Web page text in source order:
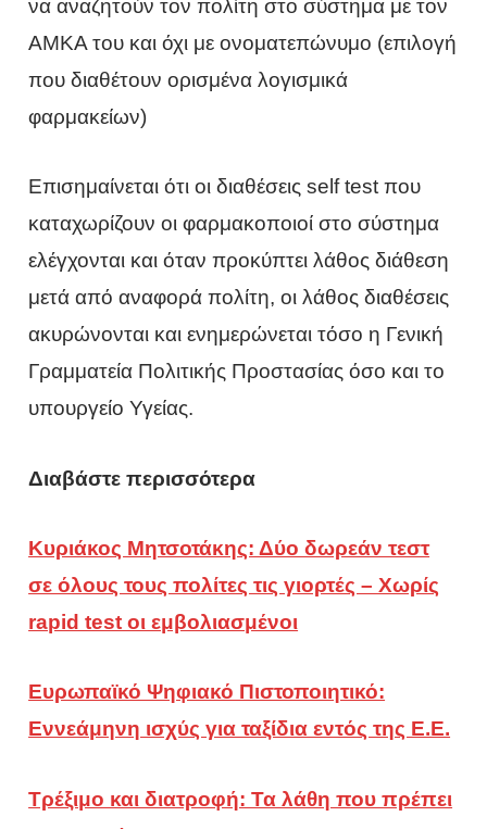
να αναζητούν τον πολίτη στο σύστημα με τον
ΑΜΚΑ του και όχι με ονοματεπώνυμο (επιλογή
που διαθέτουν ορισμένα λογισμικά
φαρμακείων)
Επισημαίνεται ότι οι διαθέσεις self test που
καταχωρίζουν οι φαρμακοποιοί στο σύστημα
ελέγχονται και όταν προκύπτει λάθος διάθεση
μετά από αναφορά πολίτη, οι λάθος διαθέσεις
ακυρώνονται και ενημερώνεται τόσο η Γενική
Γραμματεία Πολιτικής Προστασίας όσο και το
υπουργείο Υγείας.
Διαβάστε περισσότερα
Κυριάκος Μητσοτάκης: Δύο δωρεάν τεστ
σε όλους τους πολίτες τις γιορτές – Χωρίς
rapid test οι εμβολιασμένοι
Ευρωπαϊκό Ψηφιακό Πιστοποιητικό:
Εννεάμηνη ισχύς για ταξίδια εντός της Ε.Ε.
Τρέξιμο και διατροφή: Τα λάθη που πρέπει